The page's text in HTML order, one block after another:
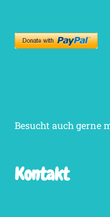
Besucht auch gerne
Kontakt